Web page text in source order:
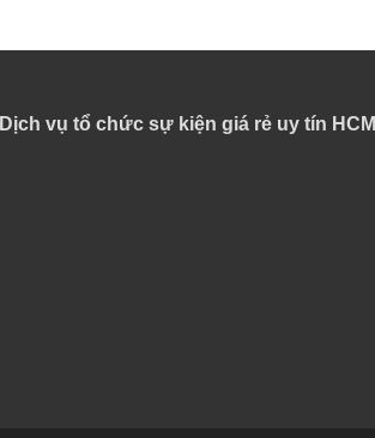
Dịch vụ tổ chức sự kiện giá rẻ uy tín HCM